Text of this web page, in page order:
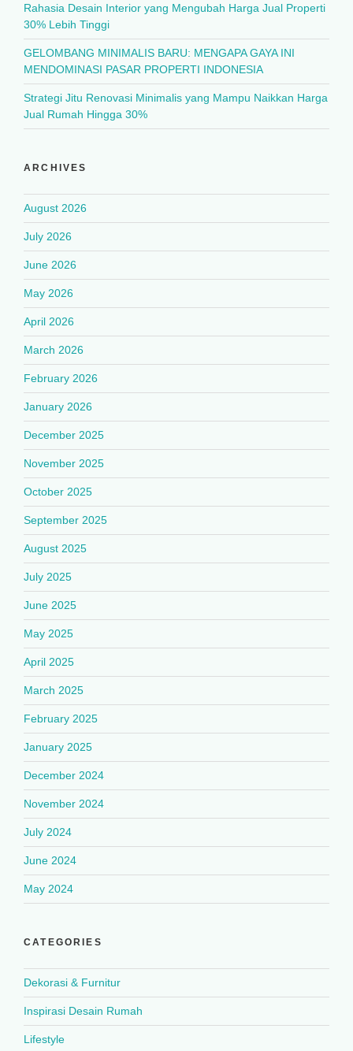
Rahasia Desain Interior yang Mengubah Harga Jual Properti
30% Lebih Tinggi
GELOMBANG MINIMALIS BARU: MENGAPA GAYA INI
MENDOMINASI PASAR PROPERTI INDONESIA
Strategi Jitu Renovasi Minimalis yang Mampu Naikkan Harga
Jual Rumah Hingga 30%
ARCHIVES
August 2026
July 2026
June 2026
May 2026
April 2026
March 2026
February 2026
January 2026
December 2025
November 2025
October 2025
September 2025
August 2025
July 2025
June 2025
May 2025
April 2025
March 2025
February 2025
January 2025
December 2024
November 2024
July 2024
June 2024
May 2024
CATEGORIES
Dekorasi & Furnitur
Inspirasi Desain Rumah
Lifestyle